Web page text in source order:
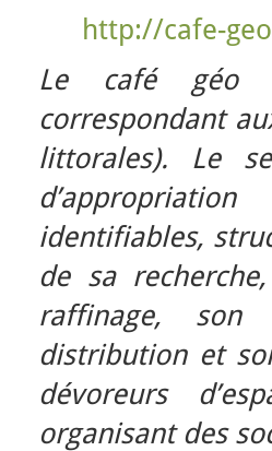
http://cafe-
Le café géo
correspondant
littorales). Le
identifiables,
de sa
raffinage, son
distribution et
dévoreurs
organisant des